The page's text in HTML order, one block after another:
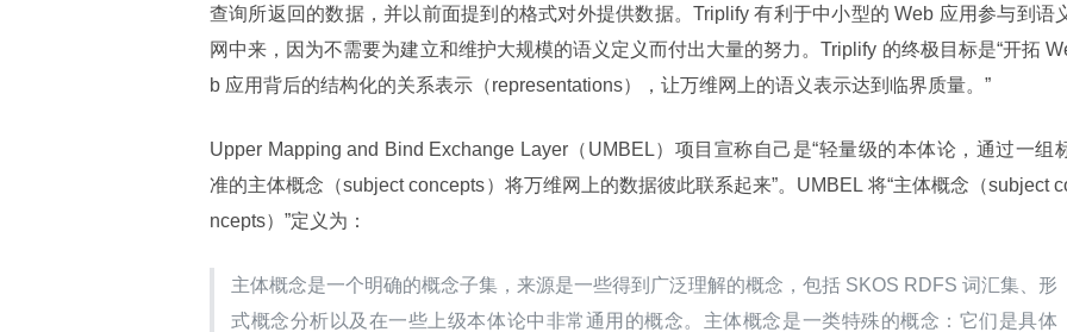
查询所返回的数据，并以前面提到的格式对外提供数据。Triplify 有利于中小型的 Web 应用参与到语
网中来，因为不需要为建立和维护大规模的语义定义而付出大量的努力。Triplify 的终极目标是“开拓
b 应用背后的结构化的关系表示（representations），让万维网上的语义表示达到临界质量。”
Upper Mapping and Bind Exchange Layer（UMBEL）项目宣称自己是“轻量级的本体论，通过一组
准的主体概念（subject concepts）将万维网上的数据彼此联系起来”。UMBEL 将“主体概念（subject
ncepts）”定义为：
主体概念是一个明确的概念子集，来源是一些得到广泛理解的概念，包括 SKOS RDFS 词汇集、形
式概念分析以及在一些上级本体论中非常通用的概念。主体概念是一类特殊的概念：它们是具体